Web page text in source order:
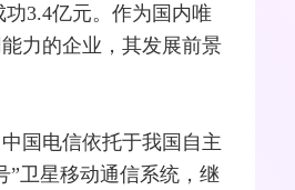
3.4亿元。作为国内唯
力的企业，其发展前景
中国电信依托于我国自主
”卫星移动通信系统，继